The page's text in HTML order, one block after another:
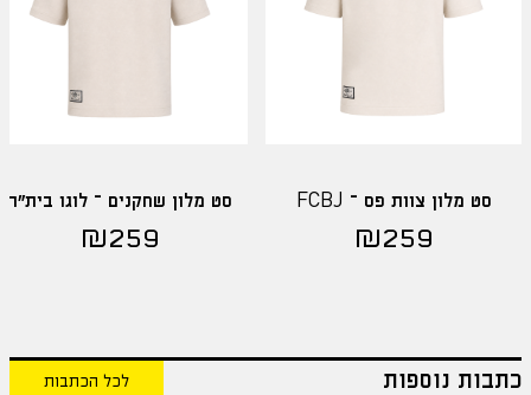
סט מלון צוות פס – FCBJ
₪259
סט מלון שחקנים – לוגו בית"ר
₪259
כתבות נוספות לכל הכתבות